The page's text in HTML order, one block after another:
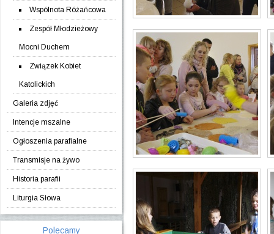
Wspólnota Różańcowa
Zespół Młodzieżowy
Mocni Duchem
Związek Kobiet
Katolickich
Galeria zdjęć
Intencje mszalne
Ogłoszenia parafialne
Transmisje na żywo
Historia parafii
Liturgia Słowa
Polecamy